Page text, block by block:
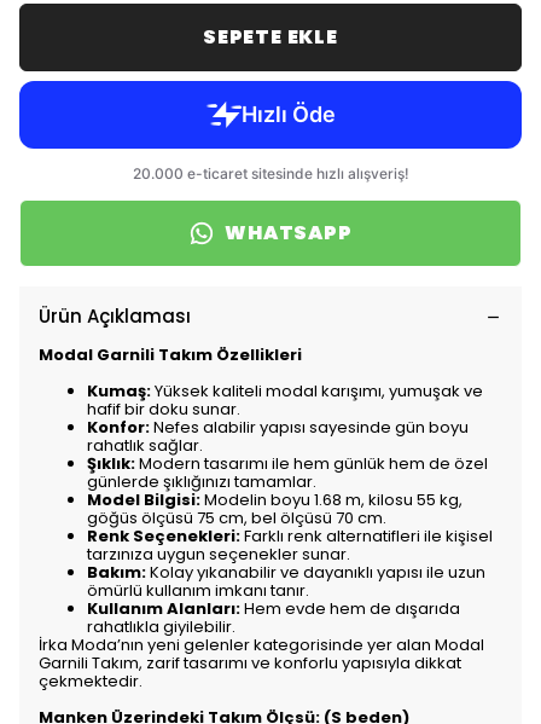
SEPETE EKLE
WHATSAPP
Ürün Açıklaması
Modal Garnili Takım Özellikleri
Kumaş:Yüksek kaliteli modal karışımı, yumuşak ve
hafif bir doku sunar.
Konfor:Nefes alabilir yapısı sayesinde gün boyu
rahatlık sağlar.
Şıklık:Modern tasarımı ile hem günlük hem de özel
günlerde şıklığınızı tamamlar.
Model Bilgisi:Modelin boyu 1.68 m, kilosu 55 kg,
göğüs ölçüsü 75 cm, bel ölçüsü 70 cm.
Renk Seçenekleri:Farklı renk alternatifleri ile kişisel
tarzınıza uygun seçenekler sunar.
Bakım:Kolay yıkanabilir ve dayanıklı yapısı ile uzun
ömürlü kullanım imkanı tanır.
Kullanım Alanları:Hem evde hem de dışarıda
rahatlıkla giyilebilir.
İrka Moda’nın yeni gelenler kategorisinde yer alan Modal
Garnili Takım, zarif tasarımı ve konforlu yapısıyla dikkat
çekmektedir.
Manken Üzerindeki Takım Ölçsü: (S beden)